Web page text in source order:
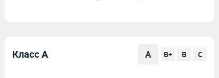
Класс A A B+ B C